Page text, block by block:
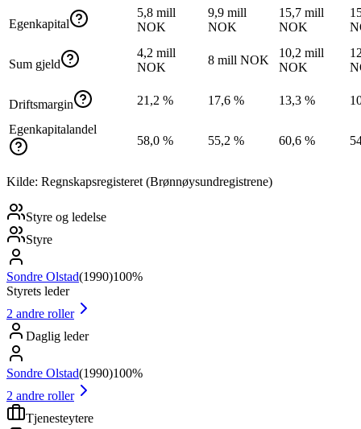
Egenkapital
5,8 mill
NOK
9,9 mill
NOK
15,7 mill
NOK
Sum gjeld
4,2 mill
NOK
8 mill NOK
10,2 mill
NOK
Driftsmargin 21,2 % 17,6 % 13,3 %
Egenkapitalandel
58,0 %
55,2 % 60,6 %
Kilde: Regnskapsregisteret (Brønnøysundregistrene)
Styre og ledelse
Styre
Sondre Olstad(1990)100%
Styrets leder
2 andre roller
Daglig leder
Sondre Olstad(1990)100%
2 andre roller
Tjenesteytere